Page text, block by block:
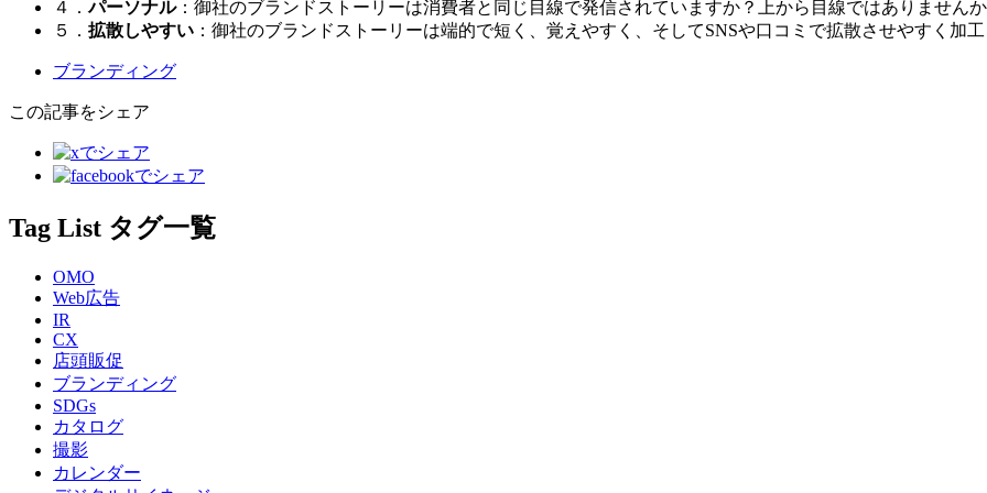
４．パーソナル：御社のブランドストーリーは消費者と同じ目線で発信されていますか？上から目線ではありませんか
５． 拡散しやすい ：御社のブランドストーリーは端的で短く、覚えやすく、そしてSNSや口コミで拡散させやすく加
ブランディング
この記事をシェア
Tag List タグ一覧
OMO
Web広告
IR
CX
店頭販促
ブランディング
SDGs
カタログ
撮影
カレンダー